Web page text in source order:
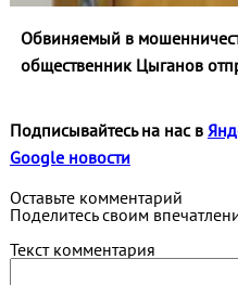
Обвиняемый в
общественник Цыганов
Подписывайтесь на нас в
Google новости
Оставьте комментарий
Поделитесь своим
Текст комментария